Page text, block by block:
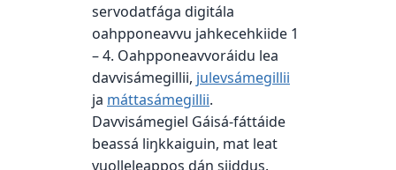
servodatfága digitála
oahpponeavvu jahkecehkiide 1
– 4. Oahpponeavvoráidu lea
davvisámegillii, julevsámegillii
ja máttasámegillii.
Davvisámegiel Gáisá-fáttáide
beassá liŋkkaiguin, mat leat
vuolleleappos dán siiddus.